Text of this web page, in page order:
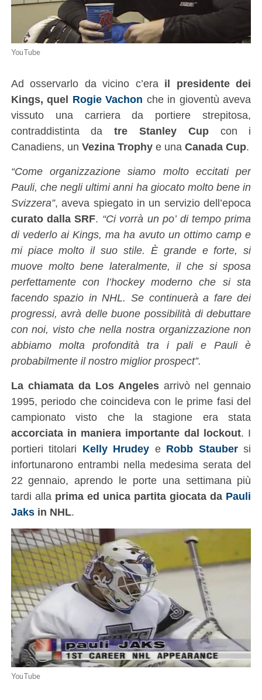
YouTube
Ad osservarlo da vicino c’era il presidente dei
Kings, quel Rogie Vachon che in gioventù aveva
vissuto una carriera da portiere strepitosa,
contraddistinta datre Stanley Cupcon i
Canadiens, un Vezina Trophye una Canada Cup.
“Come organizzazione siamo molto eccitati per
Pauli, che negli ultimi anni ha giocato molto bene in
Svizzera”, aveva spiegato in un servizio dell’epoca
curato dalla SRF. “Ci vorrà un po’ di tempo prima
di vederlo ai Kings, ma ha avuto un ottimo camp e
mi piace molto il suo stile. È grande e forte, si
muove molto bene lateralmente, il che si sposa
perfettamente con l’hockey moderno che si sta
facendo spazio in NHL. Se continuerà a fare dei
progressi, avrà delle buone possibilità di debuttare
con noi, visto che nella nostra organizzazione non
abbiamo molta profondità tra i pali e Pauli è
probabilmente il nostro miglior prospect”.
La chiamata da Los Angeles arrivò nel gennaio
1995, periodo che coincideva con le prime fasi del
campionato visto che la stagione era stata
accorciata in maniera importante dal lockout. I
portieri titolari Kelly Hrudey e Robb Staubersi
infortunarono entrambi nella medesima serata del
22 gennaio, aprendo le porte una settimana più
tardi alla prima ed unica partita giocata da Pauli
Jaksin NHL.
YouTube